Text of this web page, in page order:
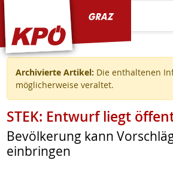
Archivierte Artikel: Die enthaltenen
möglicherweise veraltet.
STEK: Entwurf liegt
Bevölkerung kann
einbringen